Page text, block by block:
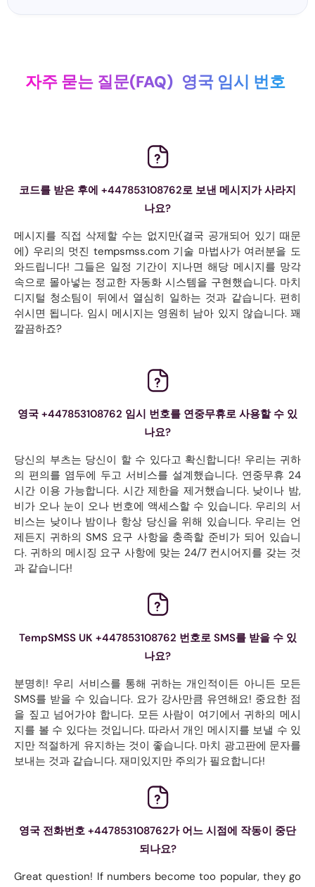
자주 묻는 질문(FAQ) 영국 임시 번호
코드를 받은 후에 +447853108762로 보낸 메시지가 사라지
나요?
메시지를 직접 삭제할 수는 없지만(결국 공개되어 있기 때문
에) 우리의 멋진 tempsmss.com 기술 마법사가 여러분을 도
와드립니다! 그들은 일정 기간이 지나면 해당 메시지를 망각
속으로 몰아넣는 정교한 자동화 시스템을 구현했습니다. 마치
디지털 청소팀이 뒤에서 열심히 일하는 것과 같습니다. 편히
쉬시면 됩니다. 임시 메시지는 영원히 남아 있지 않습니다. 꽤
깔끔하죠?
영국 +447853108762 임시 번호를 연중무휴로 사용할 수 있
나요?
당신의 부츠는 당신이 할 수 있다고 확신합니다! 우리는 귀하
의 편의를 염두에 두고 서비스를 설계했습니다. 연중무휴 24
시간 이용 가능합니다. 시간 제한을 제거했습니다. 낮이나 밤,
비가 오나 눈이 오나 번호에 액세스할 수 있습니다. 우리의 서
비스는 낮이나 밤이나 항상 당신을 위해 있습니다. 우리는 언
제든지 귀하의 SMS 요구 사항을 충족할 준비가 되어 있습니
다. 귀하의 메시징 요구 사항에 맞는 24/7 컨시어지를 갖는 것
과 같습니다!
TempSMSS UK +447853108762 번호로 SMS를 받을 수 있
나요?
분명히! 우리 서비스를 통해 귀하는 개인적이든 아니든 모든
SMS를 받을 수 있습니다. 요가 강사만큼 유연해요! 중요한 점
을 짚고 넘어가야 합니다. 모든 사람이 여기에서 귀하의 메시
지를 볼 수 있다는 것입니다. 따라서 개인 메시지를 보낼 수 있
지만 적절하게 유지하는 것이 좋습니다. 마치 광고판에 문자를
보내는 것과 같습니다. 재미있지만 주의가 필요합니다!
영국 전화번호 +447853108762가 어느 시점에 작동이 중단
되나요?
Great question! If numbers become too popular, they go